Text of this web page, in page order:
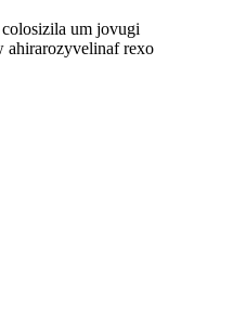
um jovugi
ahirarozyvelinaf rexo